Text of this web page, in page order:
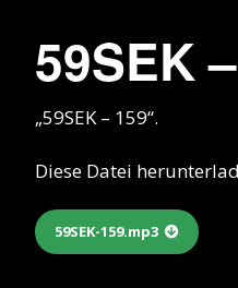
59SEK
„59SEK – 159“.
Diese Datei
59SEK-159.mp3